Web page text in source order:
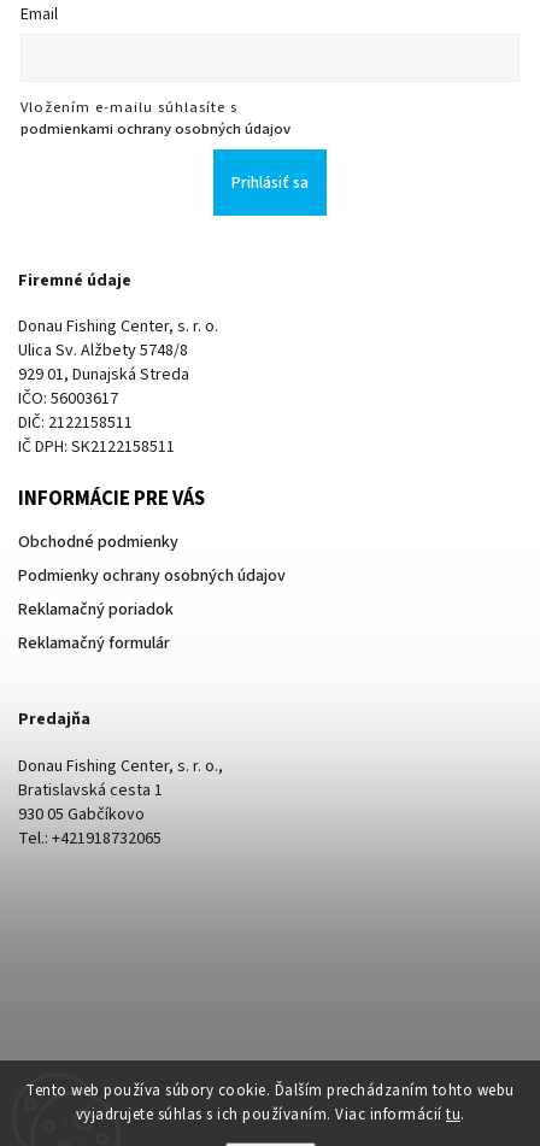
Tento web používa súbory cookie. Ďalším prechádzaním tohto webu
vyjadrujete súhlas s ich používaním. Viac informácií tu.
Email
Vložením e-mailu súhlasíte s
podmienkami ochrany osobných údajov
Prihlásiť sa
Firemné údaje
Donau Fishing Center, s. r. o.
Ulica Sv. Alžbety 5748/8
929 01, Dunajská Streda
IČO: 56003617
DIČ: 2122158511
IČ DPH: SK2122158511
INFORMÁCIE PRE VÁS
Obchodné podmienky
Podmienky ochrany osobných údajov
Reklamačný poriadok
Reklamačný formulár
Predajňa
Donau Fishing Center, s. r. o.,
Bratislavská cesta 1
930 05 Gabčíkovo
Tel.: +421918732065